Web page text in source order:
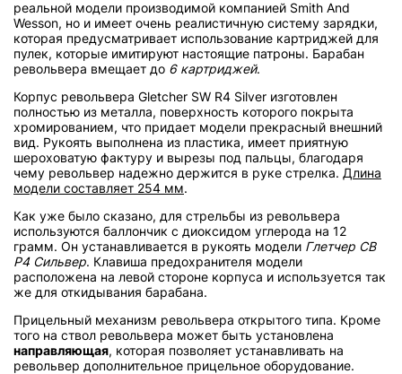
реальной модели производимой компанией Smith And
Wesson, но и имеет очень реалистичную систему зарядки,
которая предусматривает использование картриджей для
пулек, которые имитируют настоящие патроны. Барабан
револьвера вмещает до 6 картриджей.
Корпус револьвера Gletcher SW R4 Silver изготовлен
полностью из металла, поверхность которого покрыта
хромированием, что придает модели прекрасный внешний
вид. Рукоять выполнена из пластика, имеет приятную
шероховатую фактуру и вырезы под пальцы, благодаря
чему револьвер надежно держится в руке стрелка. Длина
модели составляет 254 мм.
Как уже было сказано, для стрельбы из револьвера
используются баллончик с диоксидом углерода на 12
грамм. Он устанавливается в рукоять модели Глетчер СВ
Р4 Сильвер. Клавиша предохранителя модели
расположена на левой стороне корпуса и используется так
же для откидывания барабана.
Прицельный механизм револьвера открытого типа. Кроме
того на ствол револьвера может быть установлена
направляющая, которая позволяет устанавливать на
револьвер дополнительное прицельное оборудование.